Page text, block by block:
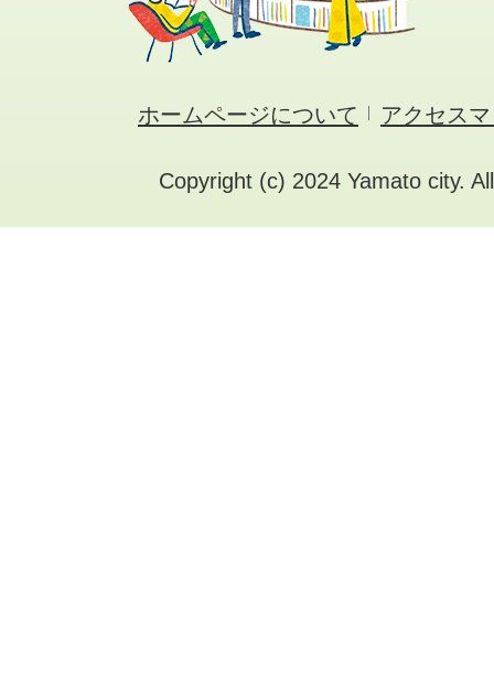
ホームページについて アクセス
Copyright (c) 2024 Yamato city.